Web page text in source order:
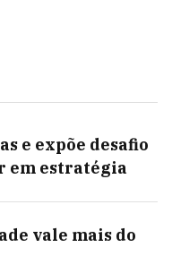
e expõe desafio
em estratégia
vale mais do